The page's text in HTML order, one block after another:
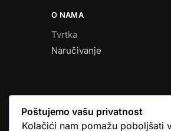
O NAMA
Tvrtka
Naručivanje
Poštujemo vašu privatnost
Kolačići nam pomažu poboljšati